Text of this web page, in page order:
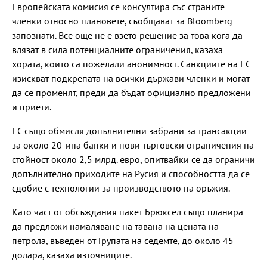
Европейската комисия се консултира със страните
членки относно плановете, съобщават за Bloomberg
запознати. Все още не е взето решение за това кога да
влязат в сила потенциалните ограничения, казаха
хората, които са пожелали анонимност. Санкциите на ЕС
изискват подкрепата на всички държави членки и могат
да се променят, преди да бъдат официално предложени
и приети.
ЕС също обмисля допълнителни забрани за трансакции
за около 20-ина банки и нови търговски ограничения на
стойност около 2,5 млрд. евро, опитвайки се да ограничи
допълнително приходите на Русия и способността да се
сдобие с технологии за производството на оръжия.
Като част от обсъждания пакет Брюксел също планира
да предложи намаляване на тавана на цената на
петрола, въведен от Групата на седемте, до около 45
долара, казаха източниците.